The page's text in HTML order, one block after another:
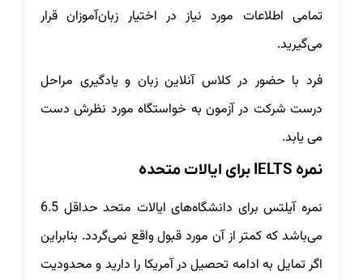
تمامی اطلاعات مورد نیاز در اختیار زبان‌آموزان قرار
می‌گیرید.
فرد با حضور در کلاس آنلاین زبان و یادگیری مراحل
درست شرکت در آزمون به خواستگاه مورد نظرش دست
می یابد.
نمره IELTS برای ایالات متحده
نمره آیلتس برای دانشگاه‌های ایالات متحد حداقل 6.5
می‌باشد که کمتر از آن مورد قبول واقع نمی‌گردد. بنابراین
اگر تمایل به ادامه تحصیل در آمریکا را دارید و محدودیت